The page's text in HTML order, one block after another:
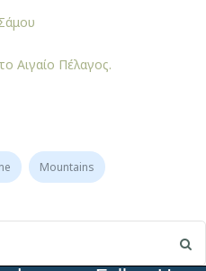
Αιγαίο Πέλαγος.
Mountains